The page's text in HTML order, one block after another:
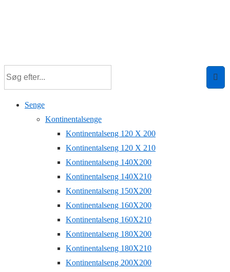
Senge
Kontinentalsenge
Kontinentalseng 120 X 200
Kontinentalseng 120 X 210
Kontinentalseng 140X200
Kontinentalseng 140X210
Kontinentalseng 150X200
Kontinentalseng 160X200
Kontinentalseng 160X210
Kontinentalseng 180X200
Kontinentalseng 180X210
Kontinentalseng 200X200